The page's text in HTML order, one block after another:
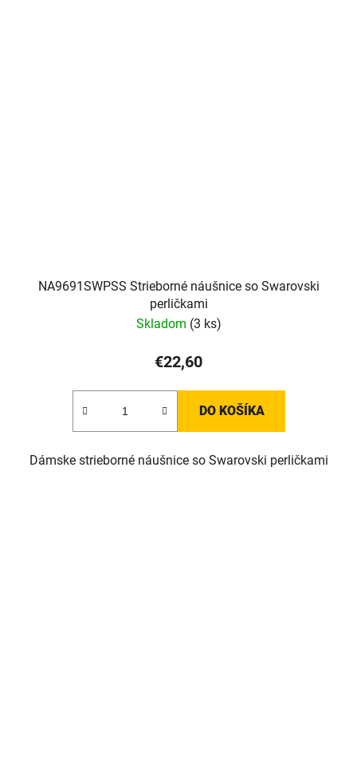
NA9691SWPSS Strieborné náušnice so Swarovski
perličkami
Skladom (3 ks)
€22,60
DO KOŠÍKA
Dámske strieborné náušnice so Swarovski perličkami